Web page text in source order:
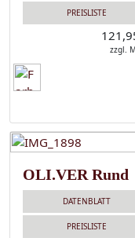
PREISLISTE
zzgl.
OLI.VER Rund
DATENBLATT
PREISLISTE